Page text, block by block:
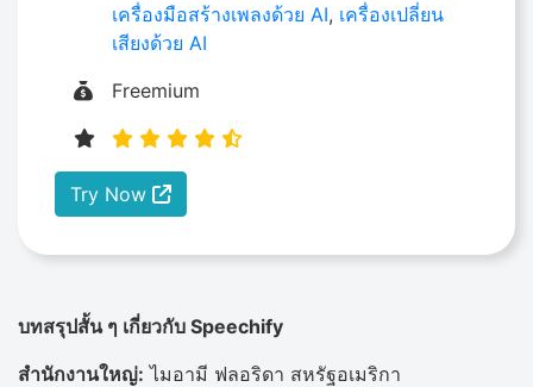
เครื่องมือสร้างเพลงด้วย AI, เครื่องเปลี่ยน
เสียงด้วย AI
Freemium
Try Now
บทสรุปสั้น ๆ เกี่ยวกับ Speechify
สำนักงานใหญ่: ไมอามี ฟลอริดา สหรัฐอเมริกา